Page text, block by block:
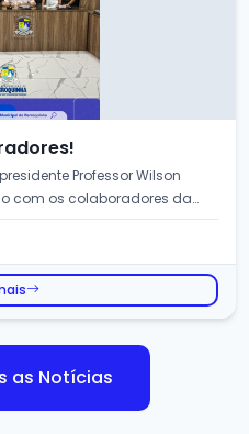
Professor Wilson
com os colaboradores da
as Notícias